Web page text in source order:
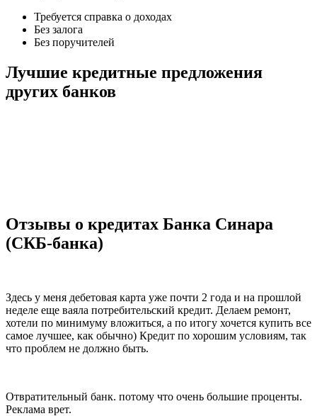
Требуется справка о доходах
Без залога
Без поручителей
Лучшие кредитные предложения
других банков
Отзывы о кредитах Банка Синара
(СКБ-банка)
Здесь у меня дебетовая карта уже почти 2 года и на прошлой
неделе еще ваяла потребительский кредит. Делаем ремонт,
хотели по минимуму вложиться, а по итогу хочется купить все
самое лучшее, как обычно) Кредит по хорошим условиям, так
что проблем не должно быть.
Отвратительный банк. потому что очень большие проценты.
Реклама врет.